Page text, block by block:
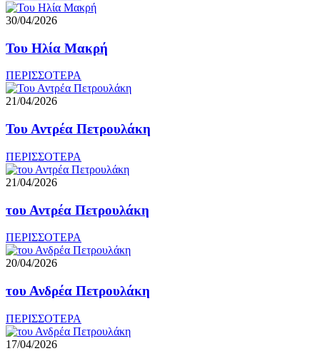
30/04/2026
Του Ηλία Μακρή
ΠΕΡΙΣΣΟΤΕΡΑ
21/04/2026
Του Αντρέα Πετρουλάκη
ΠΕΡΙΣΣΟΤΕΡΑ
21/04/2026
του Αντρέα Πετρουλάκη
ΠΕΡΙΣΣΟΤΕΡΑ
20/04/2026
του Ανδρέα Πετρουλάκη
ΠΕΡΙΣΣΟΤΕΡΑ
17/04/2026